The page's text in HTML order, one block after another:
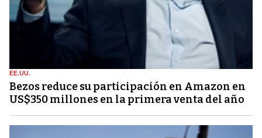
EE.UU.
Bezos reduce su participación en Amazon en
US$350 millones en la primera venta del año